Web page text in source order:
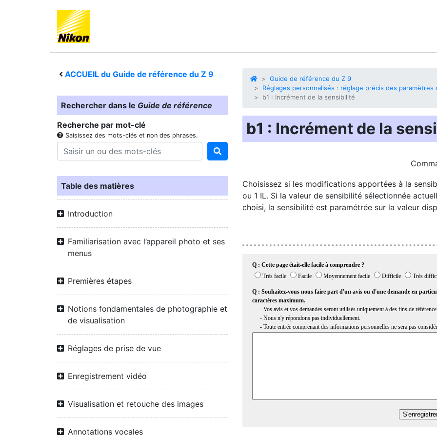
ACCUEIL du Guide de référence du Z 9
Rechercher dans le Guide de référence
Recherche par mot-clé
Saisissez des mots-clés et non des phrases.
Table des matières
Introduction
Familiarisation avec l’appareil photo et ses
menus
Premières étapes
Notions fondamentales de photographie et
de visualisation
Réglages de prise de vue
Enregistrement vidéo
Visualisation et retouche des images
Annotations vocales
Guide de référence du Z 9
Réglages personnalisés : réglage précis des paramètres
b1 : Incrément de la sensibilité
b1 : Incrément de la
Choisissez si les modifications apportées à la
ou 1 IL. Si la valeur de sensibilité sélectionnée
choisi, la sensibilité est paramétrée sur la valeur